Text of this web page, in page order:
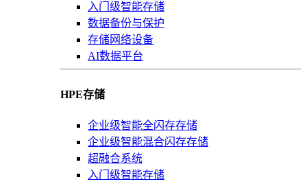
入门级智能存储
数据备份与保护
存储网络设备
AI数据平台
HPE存储
企业级智能全闪存存储
企业级智能混合闪存存储
超融合系统
入门级智能存储